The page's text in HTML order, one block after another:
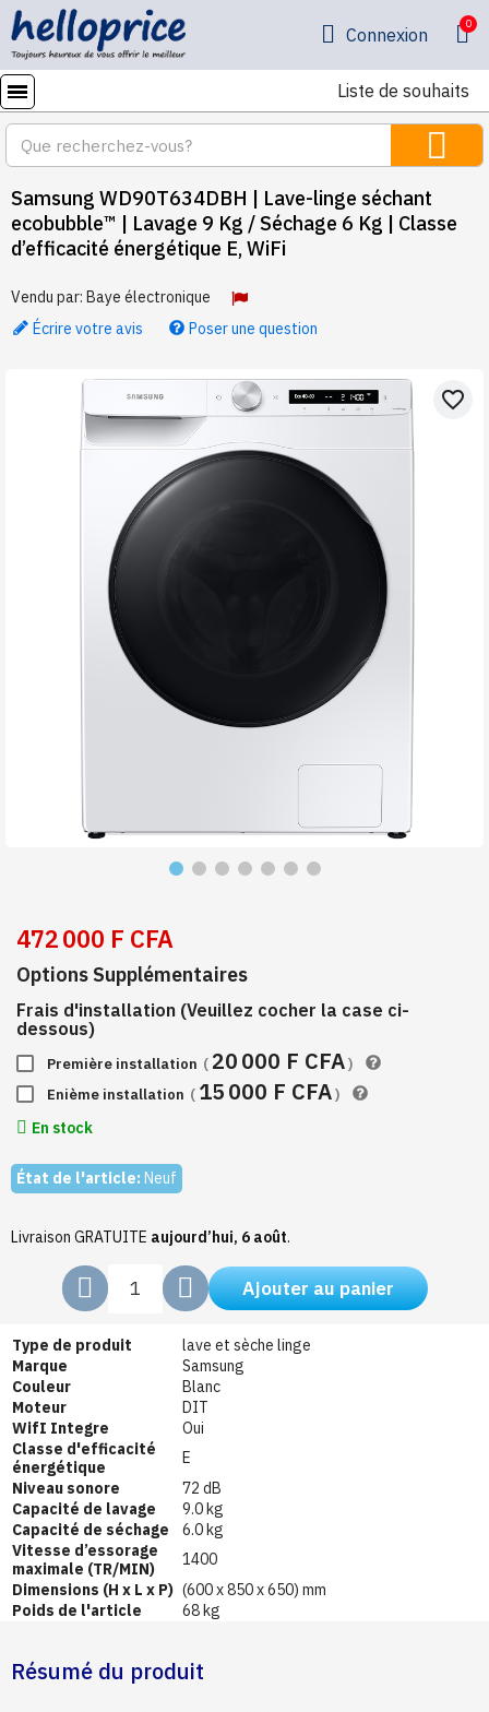
Connexion
Liste de souhaits
Samsung WD90T634DBH | Lave-linge séchant
ecobubble™ | Lavage 9 Kg / Séchage 6 Kg | Classe
d’efficacité énergétique E, WiFi
Vendu par: Baye électronique
Écrire votre avis
Poser une question
favorite_border
472 000 F CFA
Options Supplémentaires
Frais d'installation (Veuillez cocher la case ci-
dessous)
Première installation ( 20 000 F CFA)
Enième installation ( 15 000 F CFA)
En stock
État de l'article: Neuf
Livraison GRATUITE aujourd’hui, 6 août.
Ajouter au panier
Type de produit
lave et sèche linge
Marque
Samsung
Couleur
Blanc
Moteur
DIT
WifI Integre
Oui
Classe d'efficacité
énergétique
E
Niveau sonore
72 dB
Capacité de lavage
9.0 kg
Capacité de séchage
6.0 kg
Vitesse d’essorage
maximale (TR/MIN)
1400
Dimensions (H x L x P) (600 x 850 x 650) mm
Poids de l'article
68 kg
Résumé du produit